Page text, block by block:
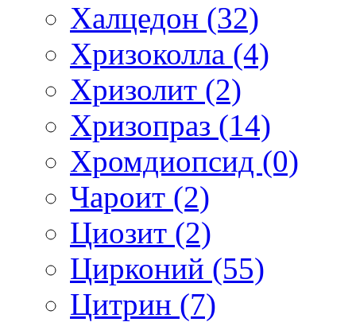
Халцедон (32)
Хризоколла (4)
Хризолит (2)
Хризопраз (14)
Хромдиопсид (0)
Чароит (2)
Циозит (2)
Цирконий (55)
Цитрин (7)